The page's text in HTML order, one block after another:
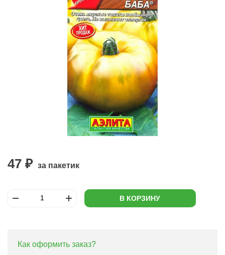
47 ₽ за пакетик
В КОРЗИНУ
Как оформить заказ?